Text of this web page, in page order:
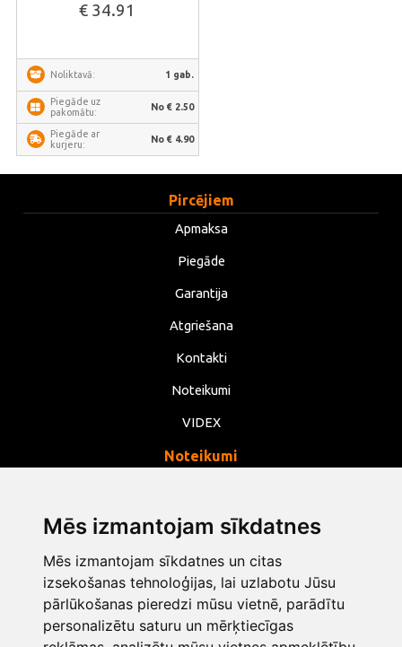
Mēs izmantojam sīkdatnes
Mēs izmantojam sīkdatnes un citas
izsekošanas tehnoloģijas, lai uzlabotu Jūsu
pārlūkošanas pieredzi mūsu vietnē, parādītu
personalizētu saturu un mērķtiecīgas
€ 34.91
Noliktavā: 1 gab.
Piegāde uz
pakomātu:
No € 2.50
Piegāde ar
kurjeru:
No € 4.90
Pircējiem
Apmaksa
Piegāde
Garantija
Atgriešana
Kontakti
Noteikumi
VIDEX
Noteikumi
Noteikumi
Mainīt sīkdatņu iestatījumus
info@opentools.lv +371 26272360